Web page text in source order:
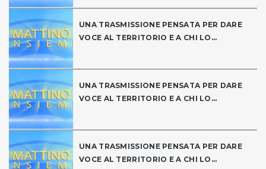
UNA TRASMISSIONE PENSATA PER DARE
VOCE AL TERRITORIO E A CHI LO...
UNA TRASMISSIONE PENSATA PER DARE
VOCE AL TERRITORIO E A CHI LO...
UNA TRASMISSIONE PENSATA PER DARE
VOCE AL TERRITORIO E A CHI LO...